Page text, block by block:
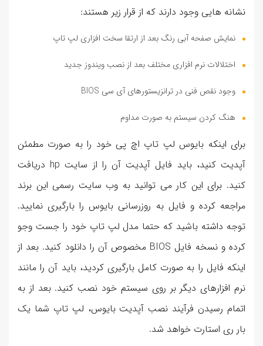
نشانه هایی وجود دارند که از قرار زیر هستند:
نمایش صفحه آبی رنگ بعد از ارتقا سخت افزاری لپ تاپ
اختلالات نرم افزاری مختلف بعد از نصب ویندوز جدید
وجود نقص فنی در ترانزیستورهای آی سی BIOS
هنگ کردن سیستم به صورت مداوم
برای اینکه بایوس لپ تاپ اچ پی خود را به صورت مطمئن
آپدیت کنید، باید فایل آپدیت آن را از سایت hp دریافت
کنید. برای این کار می توانید به وب سایت رسمی این برند
مراجعه کرده و فایل به روزرسانی بایوس را بارگیری نمایید.
توجه داشته باشید که حتما مدل لپ تاپ خود را جست وجو
کرده و نسخه فایل BIOS مخصوص آن را دانلود کنید. بعد از
اینکه فایل را به صورت کامل بارگیری کردید، باید آن را مانند
نرم افزارهای دیگر بر روی سیستم خود نصب کنید. بعد از به
اتمام رسیدن فرآیند نصب آپدیت بایوس، لپ تاپ شما یک
بار ری استارت خواهد شد.